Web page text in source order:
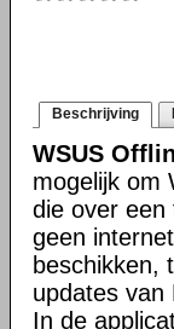
Beschrijving
WSUS
mogelijk om
die over een
geen
beschikken,
updates van
In de